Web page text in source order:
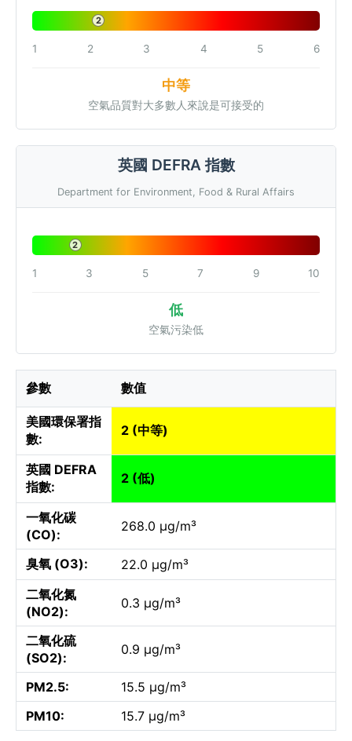
2
1 2 3 4 5 6
中等
空氣品質對大多數人來說是可接受的
英國 DEFRA 指數
Department for Environment, Food & Rural Affairs
2
1 3 5 7 9 10
低
空氣污染低
參數 數值
美國環保署指
數:
2 (中等)
英國 DEFRA
指數:
2 (低)
一氧化碳
(CO):
268.0 µg/m³
臭氧 (O3):
22.0 µg/m³
二氧化氮
(NO2):
0.3 µg/m³
二氧化硫
(SO2):
0.9 µg/m³
PM2.5:
15.5 µg/m³
PM10:
15.7 µg/m³